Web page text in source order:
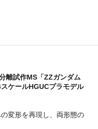
離試作MS「ZZガンダム
ケールHGUCプラモデル
変形を再現し、両形態の